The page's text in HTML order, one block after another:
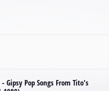
Gipsy Pop Songs From Tito's